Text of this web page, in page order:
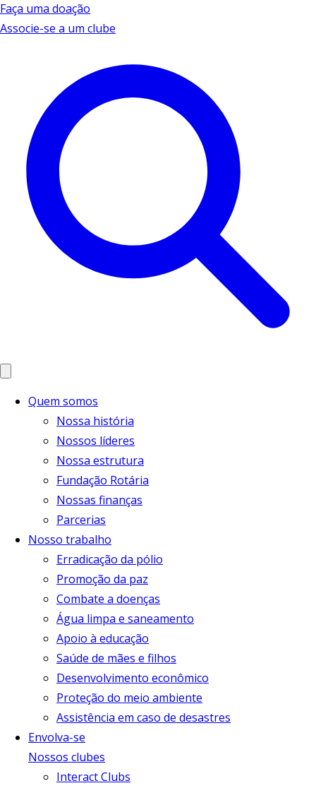
Faça uma doação
Associe-se a um clube
Quem somos
Nossa história
Nossos líderes
Nossa estrutura
Fundação Rotária
Nossas finanças
Parcerias
Nosso trabalho
Erradicação da pólio
Promoção da paz
Combate a doenças
Água limpa e saneamento
Apoio à educação
Saúde de mães e filhos
Desenvolvimento econômico
Proteção do meio ambiente
Assistência em caso de desastres
Envolva-se
Nossos clubes
Interact Clubs